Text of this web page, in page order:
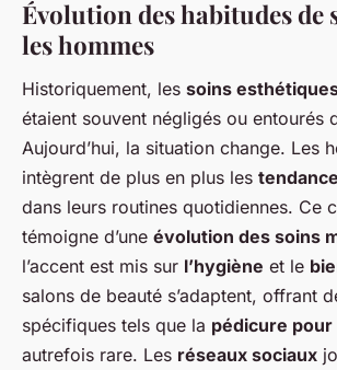
Évolution des habitudes de
les hommes
Historiquement, les soins
étaient souvent négligés ou entourés
Aujourd’hui, la situation change. Les
intègrent de plus en plus les
dans leurs routines quotidiennes. Ce
témoigne d’une évolution des soins
l’accent est mis sur l’hygiène et le
salons de beauté s’adaptent, offrant
spécifiques tels que la pédicure
autrefois rare. Les réseaux sociaux